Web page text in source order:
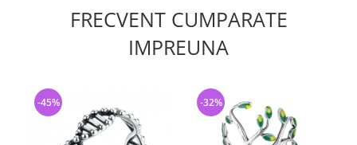
FRECVENT CUMPARATE
IMPREUNA
-45% -32%